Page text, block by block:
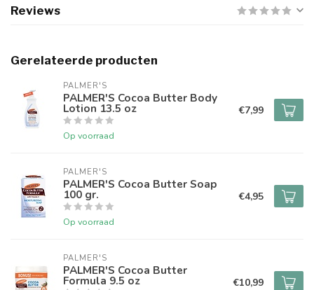
Reviews
Gerelateerde producten
PALMER'S
PALMER'S Cocoa Butter Body
Lotion 13.5 oz
Op voorraad
€7,99
PALMER'S
PALMER'S Cocoa Butter Soap
100 gr.
Op voorraad
€4,95
PALMER'S
PALMER'S Cocoa Butter
Formula 9.5 oz €10,99